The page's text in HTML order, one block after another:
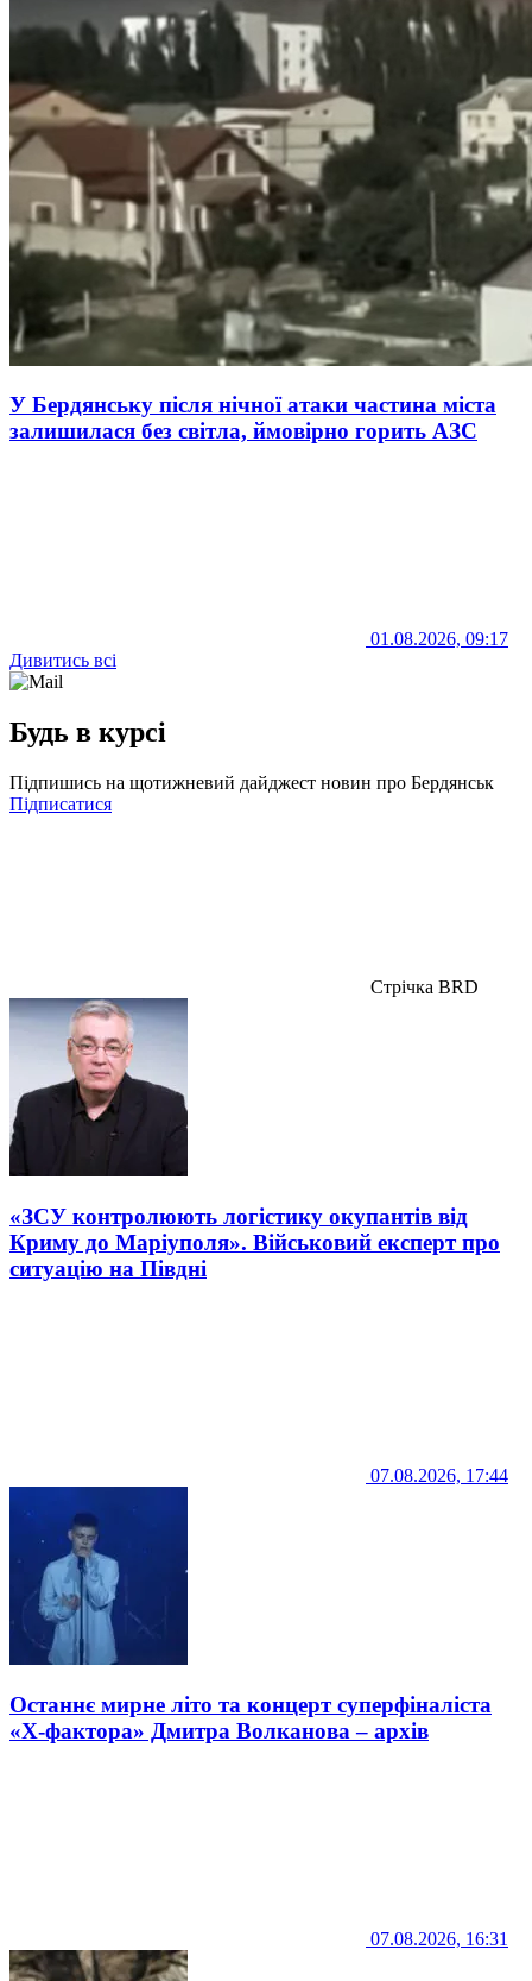
У Бердянську після нічної атаки частина міста
залишилася без світла, ймовірно горить АЗС
01.08.2026, 09:17
Дивитись всі
Будь в курсі
Підпишись на щотижневий дайджест новин про Бердянськ
Підписатися
Стрічка BRD
«ЗСУ контролюють логістику окупантів від
Криму до Маріуполя». Військовий експерт про
ситуацію на Півдні
07.08.2026, 17:44
Останнє мирне літо та концерт суперфіналіста
«Х-фактора» Дмитра Волканова – архів
07.08.2026, 16:31